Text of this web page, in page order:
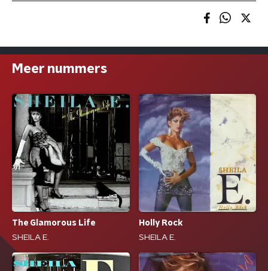
Meer nummers
The Glamorous Life
SHEILA E.
Holly Rock
SHEILA E.